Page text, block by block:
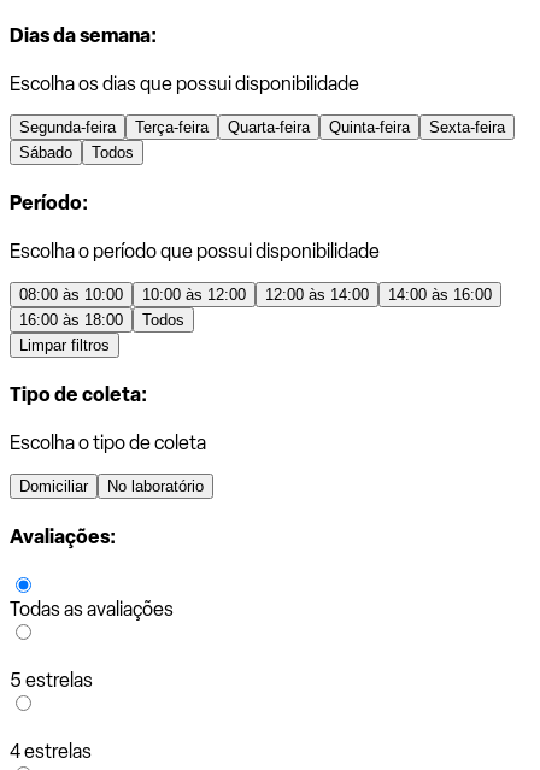
Dias da semana:
Escolha os dias que possui disponibilidade
Segunda-feira Terça-feira Quarta-feira Quinta-feira
Sexta-feira
Sábado
Todos
Período:
Escolha o período que possui disponibilidade
08:00 às 10:00 10:00 às 12:00 12:00 às 14:00
14:00 às 16:00
16:00 às 18:00
Todos
Limpar filtros
Tipo de coleta:
Escolha o tipo de coleta
Domiciliar No laboratório
Avaliações:
Todas as avaliações
5 estrelas
4 estrelas